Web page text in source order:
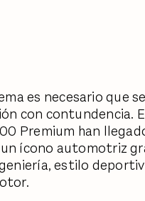
es necesario que
con contundencia.
Premium han
ícono automotriz
estilo